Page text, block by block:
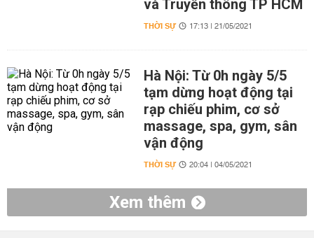
và Truyền thông TP HCM
THỜI SỰ 17:13 | 21/05/2021
Hà Nội: Từ 0h ngày 5/5
tạm dừng hoạt động tại
rạp chiếu phim, cơ sở
massage, spa, gym, sân
vận động
THỜI SỰ 20:04 | 04/05/2021
Xem thêm